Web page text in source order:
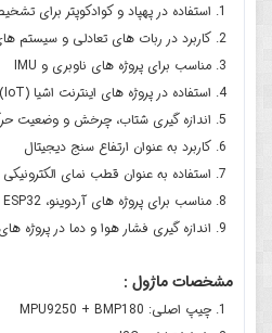
استفاده در پهپاد و کوادکوپتر برای
کاربرد در ربات های تعادلی و سیستم
مناسب برای پروژه های ناوبری و IMU
استفاده در پروژه های اینترنت اشیا (IoT)
اندازه گیری شتاب، چرخش و وضعیت
کاربرد به عنوان ارتفاع سنج دیجیتال
استفاده به عنوان قطب نمای الکترونیکی
مناسب برای پروژه های آردوینو، ESP32 و بردهای توسعه
اندازه گیری فشار هوا و دما در پروژه
مشخصات ماژول :
چیپ اصلی: MPU9250 + BMP180